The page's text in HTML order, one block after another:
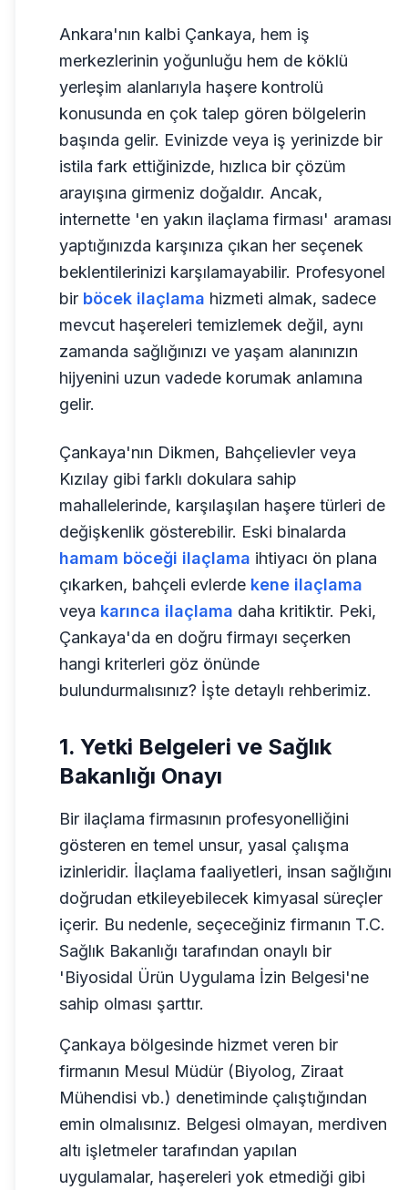
Ankara'nın kalbi Çankaya, hem iş
merkezlerinin yoğunluğu hem de köklü
yerleşim alanlarıyla haşere kontrolü
konusunda en çok talep gören bölgelerin
başında gelir. Evinizde veya iş yerinizde bir
istila fark ettiğinizde, hızlıca bir çözüm
arayışına girmeniz doğaldır. Ancak,
internette 'en yakın ilaçlama firması' araması
yaptığınızda karşınıza çıkan her seçenek
beklentilerinizi karşılamayabilir. Profesyonel
bir böcek ilaçlama hizmeti almak, sadece
mevcut haşereleri temizlemek değil, aynı
zamanda sağlığınızı ve yaşam alanınızın
hijyenini uzun vadede korumak anlamına
gelir.
Çankaya'nın Dikmen, Bahçelievler veya
Kızılay gibi farklı dokulara sahip
mahallelerinde, karşılaşılan haşere türleri de
değişkenlik gösterebilir. Eski binalarda
hamam böceği ilaçlama ihtiyacı ön plana
çıkarken, bahçeli evlerde kene ilaçlama
veya karınca ilaçlama daha kritiktir. Peki,
Çankaya'da en doğru firmayı seçerken
hangi kriterleri göz önünde
bulundurmalısınız? İşte detaylı rehberimiz.
1. Yetki Belgeleri ve Sağlık
Bakanlığı Onayı
Bir ilaçlama firmasının profesyonelliğini
gösteren en temel unsur, yasal çalışma
izinleridir. İlaçlama faaliyetleri, insan sağlığını
doğrudan etkileyebilecek kimyasal süreçler
içerir. Bu nedenle, seçeceğiniz firmanın T.C.
Sağlık Bakanlığı tarafından onaylı bir
'Biyosidal Ürün Uygulama İzin Belgesi'ne
sahip olması şarttır.
Çankaya bölgesinde hizmet veren bir
firmanın Mesul Müdür (Biyolog, Ziraat
Mühendisi vb.) denetiminde çalıştığından
emin olmalısınız. Belgesi olmayan, merdiven
altı işletmeler tarafından yapılan
uygulamalar, haşereleri yok etmediği gibi